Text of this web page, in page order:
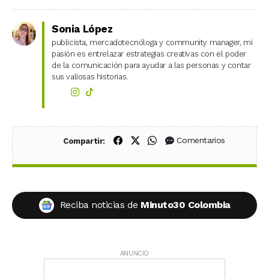
Sonia López
publicista, mercadotecnóloga y community manager, mi
pasión es entrelazar estrategias creativas con el poder
de la comunicación para ayudar a las personas y contar
sus valiosas historias.
Compartir: Compartir en Facebook
Compartir en X (Twitter)
Compartir en WhatsApp
Comentarios
Reciba noticias de Minuto30 Colombia
ANUNCIO